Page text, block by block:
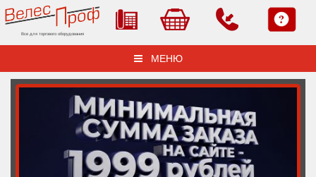
Все для торгового оборудования
МЕНЮ